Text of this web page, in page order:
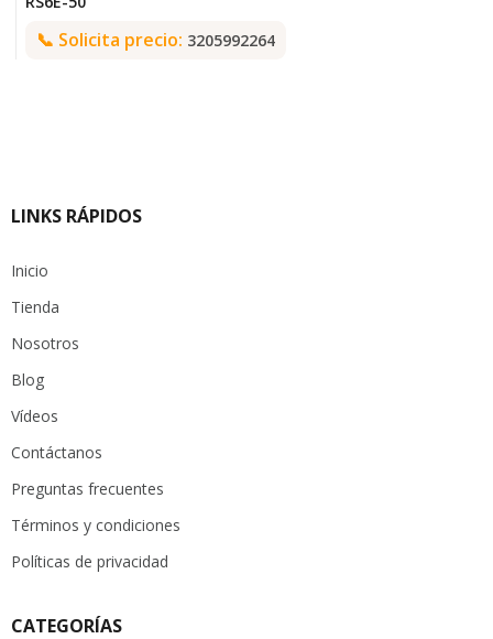
📞 Solicita precio: 3205992264
LINKS RÁPIDOS
Inicio
Tienda
Nosotros
Blog
Vídeos
Contáctanos
Preguntas frecuentes
Términos y condiciones
Políticas de privacidad
CATEGORÍAS